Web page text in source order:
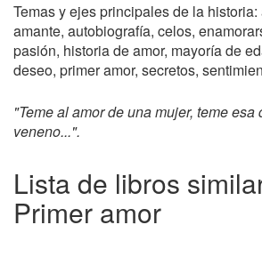
Temas y ejes principales de la
amante, autobiografía, celos,
pasión, historia de amor, mayoría de
deseo, primer amor, secretos,
"Teme al amor de una mujer, teme esa
veneno...".
Lista de libros
Primer amor